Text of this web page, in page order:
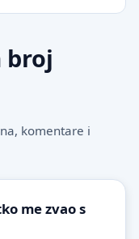
broj
komentare i
me zvao s